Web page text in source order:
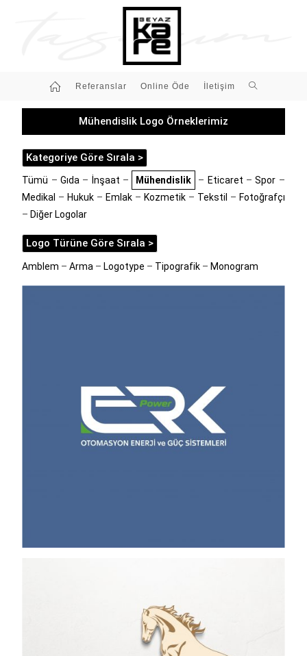
Referanslar Online Öde İletişim
Mühendislik Logo Örneklerimiz
Kategoriye Göre Sırala >
Tümü – Gıda – İnşaat – Mühendislik – Eticaret –Spor –
Medikal – Hukuk – Emlak – Kozmetik– Tekstil – Fotoğrafçı
– Diğer Logolar
Logo Türüne Göre Sırala >
Amblem –Arma – Logotype – Tipografik – Monogram
Views